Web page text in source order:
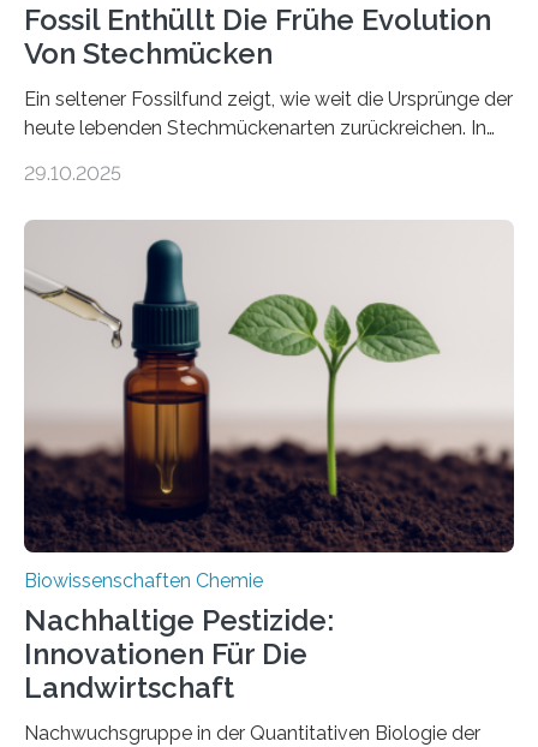
Fossil Enthüllt Die Frühe Evolution
Von Stechmücken
Ein seltener Fossilfund zeigt, wie weit die Ursprünge der
heute lebenden Stechmückenarten zurückreichen. In
Forschende die bisher älteste bekannte Stechmücken-
Region Kachin in Myanmar und hat sich in
ausgezeichnetem Zustand erhalten. Es konnte als neue
Art einer neuen Gattung beschrieben werden und trägt
nun den Namen Cretosabethes primaevus. Dieser erste
fossile Nachweis einer Stechmückenlarve in Bernstein
stellt gleichzeitig den ersten Fossilfund einer
Mückenlarve aus dem Mesozoikum dar, denn…
29.10.2025
Biowissenschaften Chemie
Nachhaltige Pestizide:
Innovationen Für Die
Landwirtschaft
Nachwuchsgruppe in der Quantitativen Biologie der